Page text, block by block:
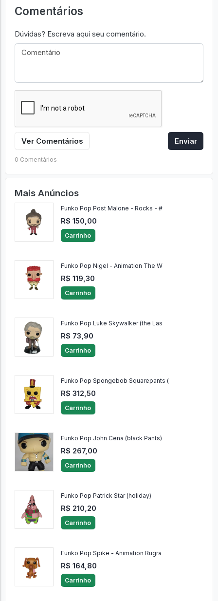
Comentários
Dúvidas? Escreva aqui seu comentário.
Ver Comentários Enviar
0 Comentários
Mais Anúncios
Funko Pop Post Malone - Rocks - #
R$ 150,00
Carrinho
Funko Pop Nigel - Animation The W
R$ 119,30
Carrinho
Funko Pop Luke Skywalker (the Las
R$ 73,90
Carrinho
Funko Pop Spongebob Squarepants (
R$ 312,50
Carrinho
Funko Pop John Cena (black Pants)
R$ 267,00
Carrinho
Funko Pop Patrick Star (holiday)
R$ 210,20
Carrinho
Funko Pop Spike - Animation Rugra
R$ 164,80
Carrinho